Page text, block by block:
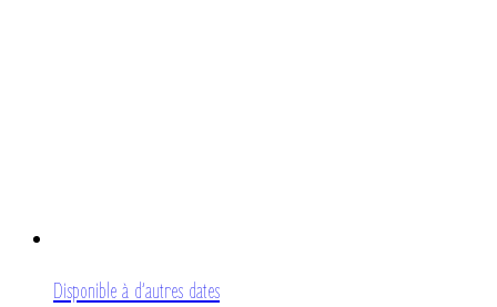
Disponible à d’autres dates